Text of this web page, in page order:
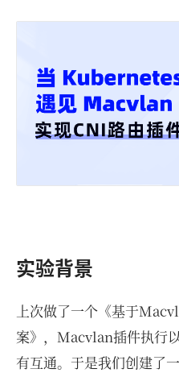
实验背景
上次做了一个《基于
案》，Macvlan插件执行
有互通。于是我们创建了